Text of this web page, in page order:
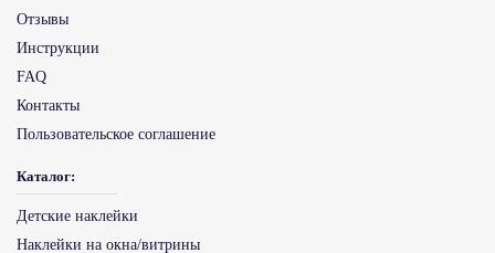
Отзывы
Инструкции
FAQ
Контакты
Пользовательское соглашение
Каталог:
Детские наклейки
Наклейки на окна/витрины